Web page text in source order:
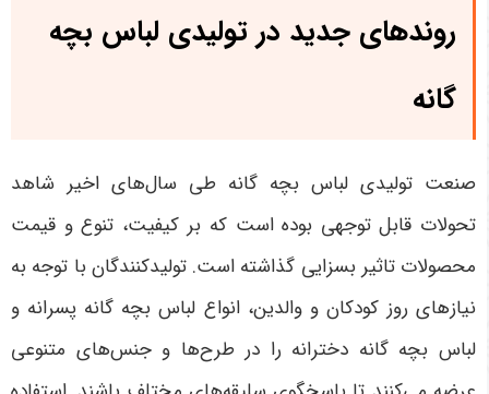
روندهای جدید در تولیدی لباس بچه
گانه
صنعت تولیدی لباس بچه گانه طی سال‌های اخیر شاهد
تحولات قابل توجهی بوده است که بر کیفیت، تنوع و قیمت
محصولات تاثیر بسزایی گذاشته است. تولیدکنندگان با توجه به
نیازهای روز کودکان و والدین، انواع لباس بچه گانه پسرانه و
لباس بچه گانه دخترانه را در طرح‌ها و جنس‌های متنوعی